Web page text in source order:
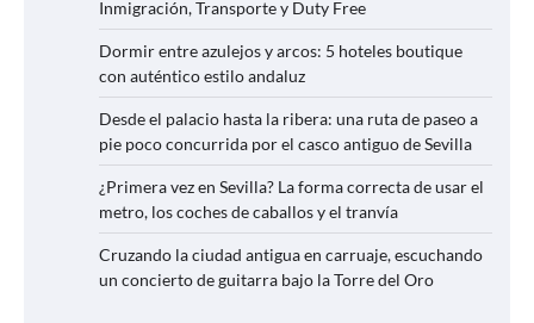
Inmigración, Transporte y Duty Free
Dormir entre azulejos y arcos: 5 hoteles boutique
con auténtico estilo andaluz
Desde el palacio hasta la ribera: una ruta de paseo a
pie poco concurrida por el casco antiguo de Sevilla
¿Primera vez en Sevilla? La forma correcta de usar el
metro, los coches de caballos y el tranvía
Cruzando la ciudad antigua en carruaje, escuchando
un concierto de guitarra bajo la Torre del Oro